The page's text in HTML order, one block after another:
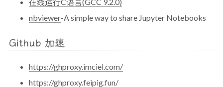
nbviewer-A simple way to share Jupyter Notebooks
Github 加速
https://ghproxy.imciel.com/
https://ghproxy.feipig.fun/